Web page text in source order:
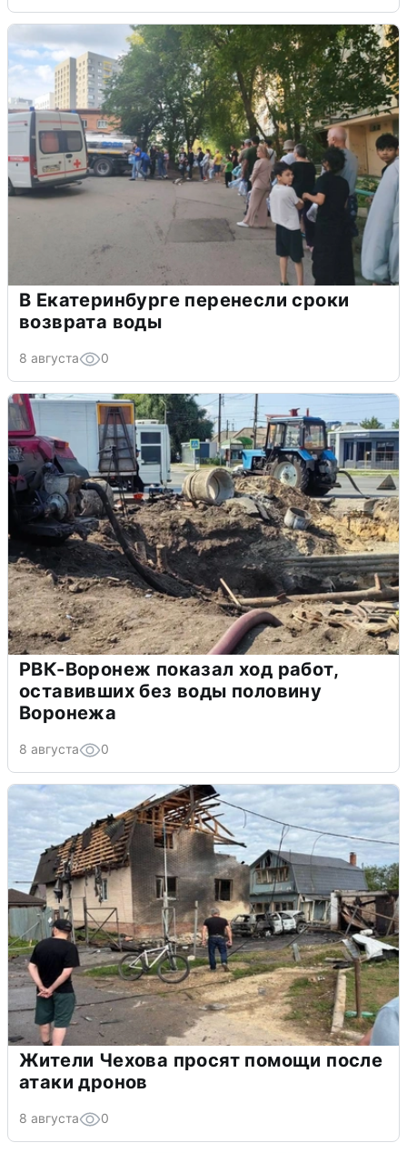
В Екатеринбурге перенесли сроки
возврата воды
8 августа 0
РВК-Воронеж показал ход работ,
оставивших без воды половину
Воронежа
8 августа 0
Жители Чехова просят помощи после
атаки дронов
8 августа 0